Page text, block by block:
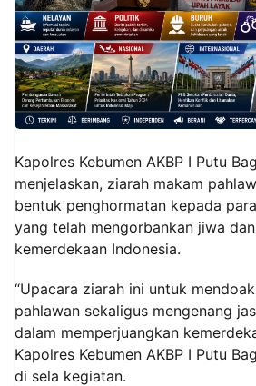
Kapolres Kebumen AKBP I Putu
menjelaskan, ziarah makam
bentuk penghormatan kepada
yang telah mengorbankan jiwa
kemerdekaan Indonesia.
“Upacara ziarah ini untuk
pahlawan sekaligus mengenang
dalam memperjuangkan
Kapolres Kebumen AKBP I Putu
di sela kegiatan.